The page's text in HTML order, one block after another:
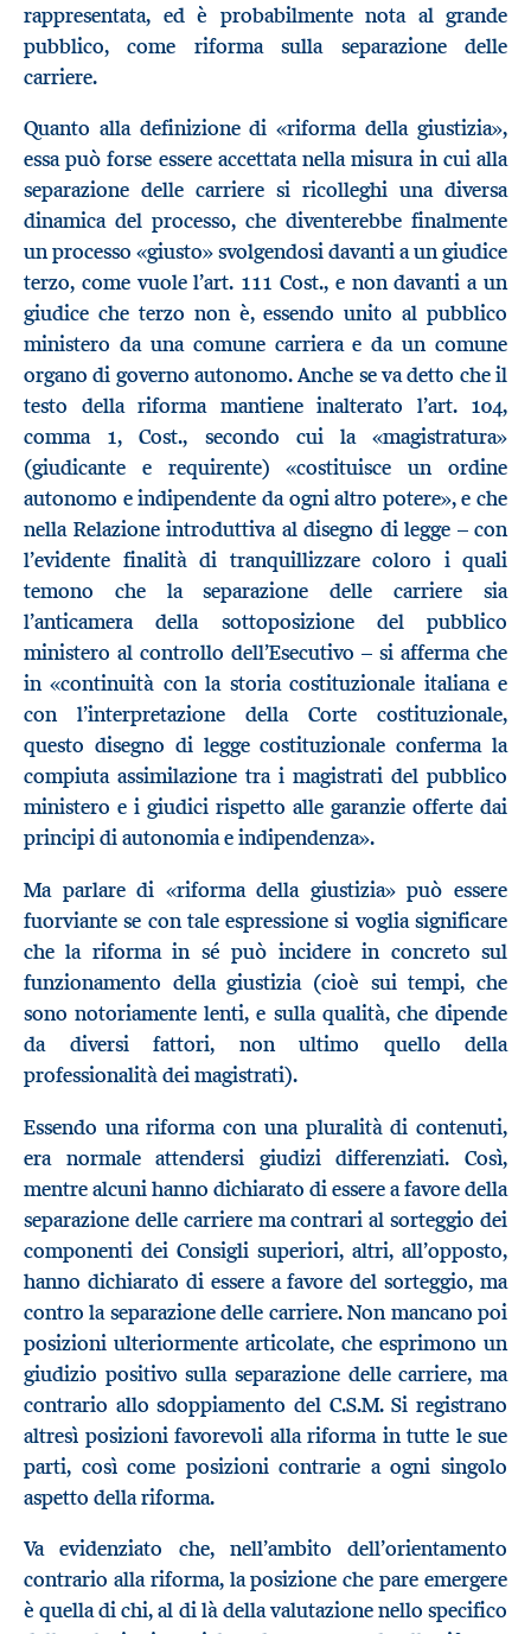
rappresentata, ed è probabilmente nota al grande
pubblico, come riforma sulla separazione delle
carriere.
Quanto alla definizione di «riforma della giustizia»,
essa può forse essere accettata nella misura in cui alla
separazione delle carriere si ricolleghi una diversa
dinamica del processo, che diventerebbe finalmente
un processo «giusto» svolgendosi davanti a un giudice
terzo, come vuole l’art. 111 Cost., e non davanti a un
giudice che terzo non è, essendo unito al pubblico
ministero da una comune carriera e da un comune
organo di governo autonomo. Anche se va detto che il
testo della riforma mantiene inalterato l’art. 104,
comma 1, Cost., secondo cui la «magistratura»
(giudicante e requirente) «costituisce un ordine
autonomo e indipendente da ogni altro potere», e che
nella Relazione introduttiva al disegno di legge – con
l’evidente finalità di tranquillizzare coloro i quali
temono che la separazione delle carriere sia
l’anticamera della sottoposizione del pubblico
ministero al controllo dell’Esecutivo – si afferma che
in «continuità con la storia costituzionale italiana e
con l’interpretazione della Corte costituzionale,
questo disegno di legge costituzionale conferma la
compiuta assimilazione tra i magistrati del pubblico
ministero e i giudici rispetto alle garanzie offerte dai
principi di autonomia e indipendenza».
Ma parlare di «riforma della giustizia» può essere
fuorviante se con tale espressione si voglia significare
che la riforma in sé può incidere in concreto sul
funzionamento della giustizia (cioè sui tempi, che
sono notoriamente lenti, e sulla qualità, che dipende
da diversi fattori, non ultimo quello della
professionalità dei magistrati).
Essendo una riforma con una pluralità di contenuti,
era normale attendersi giudizi differenziati. Così,
mentre alcuni hanno dichiarato di essere a favore della
separazione delle carriere ma contrari al sorteggio dei
componenti dei Consigli superiori, altri, all’opposto,
hanno dichiarato di essere a favore del sorteggio, ma
contro la separazione delle carriere. Non mancano poi
posizioni ulteriormente articolate, che esprimono un
giudizio positivo sulla separazione delle carriere, ma
contrario allo sdoppiamento del C.S.M. Si registrano
altresì posizioni favorevoli alla riforma in tutte le sue
parti, così come posizioni contrarie a ogni singolo
aspetto della riforma.
Va evidenziato che, nell’ambito dell’orientamento
contrario alla riforma, la posizione che pare emergere
è quella di chi, al di là della valutazione nello specifico